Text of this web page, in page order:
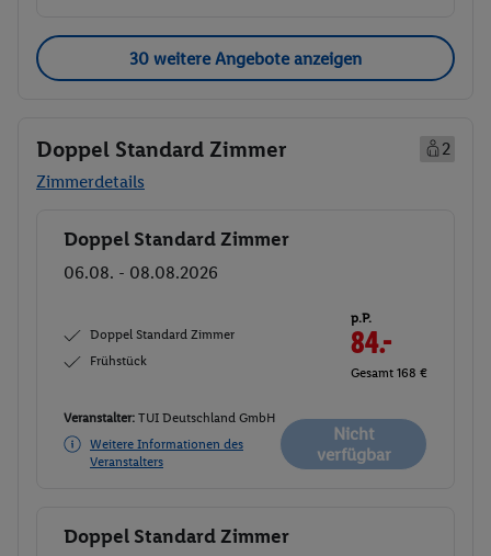
30 weitere Angebote anzeigen
Doppel Standard Zimmer
2
Zimmerdetails
Buchen
Doppel Standard Zimmer
06.08. - 08.08.2026
Doppel Standard Zimmer
Frühstück
p.P.
84.-
Gesamt 168 €
Veranstalter: TUI Deutschland GmbH
Weitere Informationen des
Veranstalters
Nicht
verfügbar
Buchen
Doppel Standard Zimmer